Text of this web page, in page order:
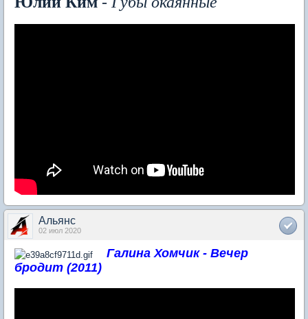
Альянс
02 июл 2020
Галина Хомчик - Вечер
бродит (2011)